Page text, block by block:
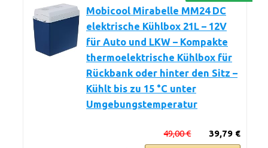
Mobicool Mirabelle MM24 DC
elektrische Kühlbox 21L – 12V
für Auto und LKW – Kompakte
thermoelektrische Kühlbox für
Rückbank oder hinter den Sitz –
Kühlt bis zu 15 °C unter
Umgebungstemperatur
39,79 €
49,00 €